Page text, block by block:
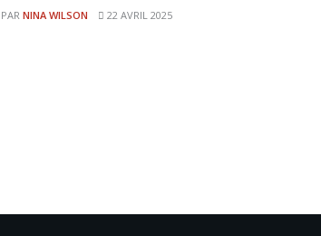
PAR NINA WILSON 22 AVRIL 2025